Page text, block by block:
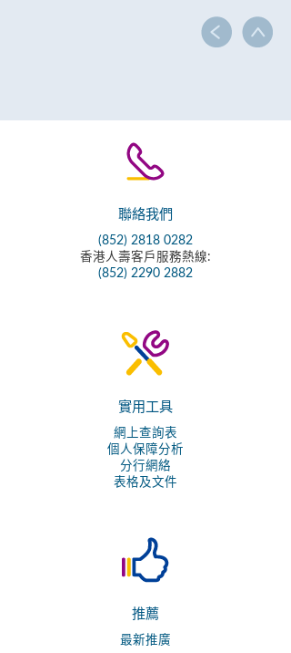
聯絡我們
(852) 2818 0282
香港人壽客戶服務熱線:
(852) 2290 2882
實用工具
網上查詢表
個人保障分析
分行網絡
表格及文件
推薦
最新推廣